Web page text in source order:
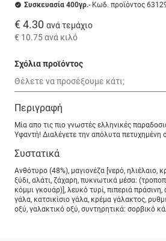
Συσκευασία 400γρ.- Κωδ. προϊόντος
€ 4.30 ανά τεμάχιο
€ 10.75ανά κιλό
Σχόλια προϊόντος
Περιγραφή
Μία απο τις πιο γνωστές ελληνικές
Υφαντή! Διαλέγετε την απόλυτα
Συστατικά
Ανθότυρο (48%), μαγιονέζα [νερό, ηλιέλαιο,
ξύδι, αλάτι, ζάχαρη, πυκνωτικά μέσα:
κόμμι γκουάρ)], λευκό τυρί, πιπεριά
γάλα, κατσικίσιο γάλα, κρέμα γάλακτος,
οξύ, γαλακτικό οξύ, συντηρητικά: σορβικό